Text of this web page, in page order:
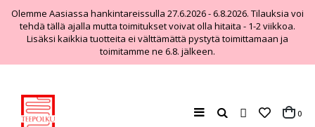
Olemme Aasiassa hankintareissulla 27.6.2026 - 6.8.2026. Tilauksia voi
tehdä tällä ajalla mutta toimitukset voivat olla hitaita - 1-2 viikkoa.
Lisäksi kaikkia tuotteita ei välttämättä pystytä toimittamaan ja
toimitamme ne 6.8. jälkeen.
Haku Cart0